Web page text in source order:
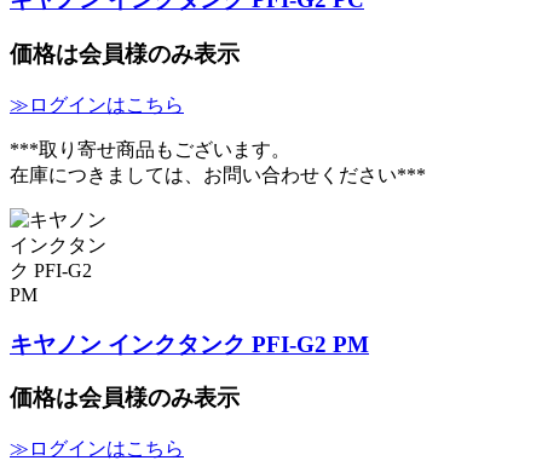
価格は会員様のみ表示
≫ログインはこちら
***取り寄せ商品もございます。
在庫につきましては、お問い合わせください***
キヤノン インクタンク PFI-G2 PM
価格は会員様のみ表示
≫ログインはこちら